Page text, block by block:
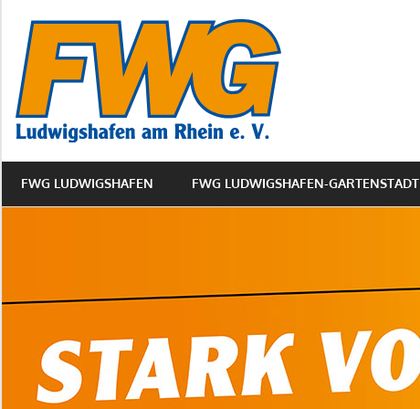
Inhalt
springen
FWG LUDWIGSHAFEN FWG LUDWIGSHAFEN-GARTENSTADT